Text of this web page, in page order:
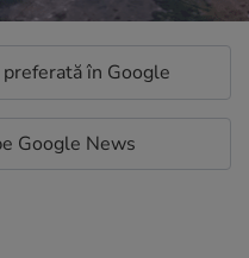
în Google
Google News